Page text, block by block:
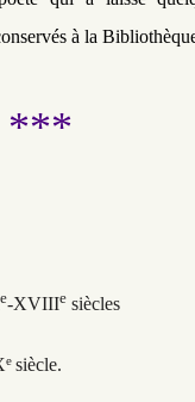
à la
***
e-XVIIIe siècles
e siècle.